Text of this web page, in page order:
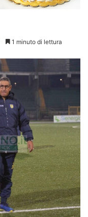
1 minuto di lettura